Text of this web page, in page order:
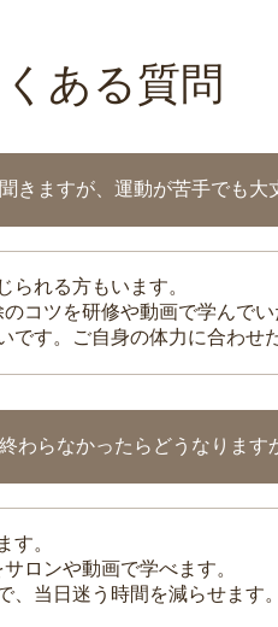
ある質問
きますが、運動が苦手でも大
れる方もいます。
コツを研修や動画で学んでい
す。ご自身の体力に合わせ
わらなかったらどうなります
す。
ロンや動画で学べます。
当日迷う時間を減らせます。